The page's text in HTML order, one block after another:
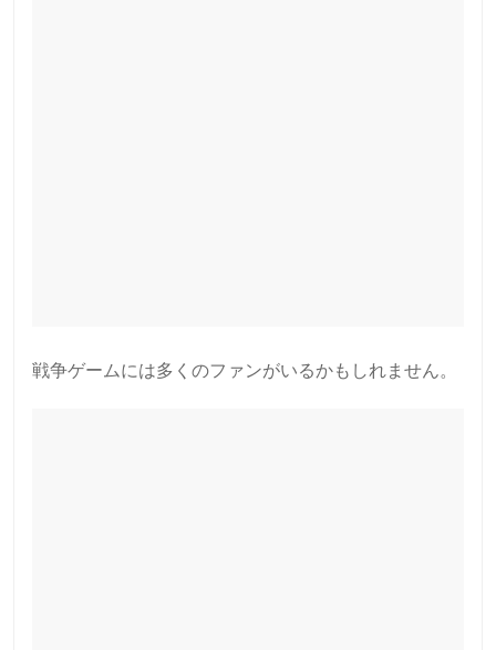
戦争ゲームには多くのファンがいるかもしれません。